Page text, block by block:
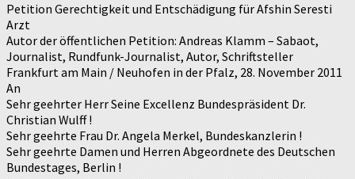
Petition Gerechtigkeit und Entschädigung für Afshin Seresti
Arzt
Autor der öffentlichen Petition: Andreas Klamm – Sabaot,
Journalist, Rundfunk-Journalist, Autor, Schriftsteller
Frankfurt am Main / Neuhofen in der Pfalz, 28. November 2011
An
Sehr geehrter Herr Seine Excellenz Bundespräsident Dr.
Christian Wulff !
Sehr geehrte Frau Dr. Angela Merkel, Bundeskanzlerin !
Sehr geehrte Damen und Herren Abgeordnete des Deutschen
Bundestages, Berlin !